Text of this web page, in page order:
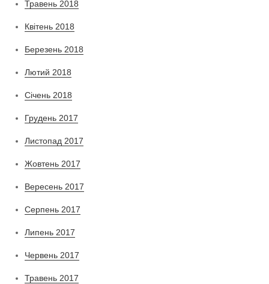
Травень 2018
Квітень 2018
Березень 2018
Лютий 2018
Січень 2018
Грудень 2017
Листопад 2017
Жовтень 2017
Вересень 2017
Серпень 2017
Липень 2017
Червень 2017
Травень 2017